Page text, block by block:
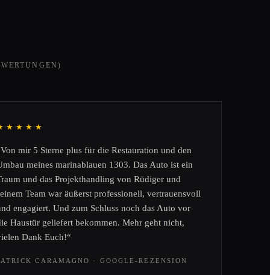
mir 5 Sterne plus für die Restauration und den
meines marinablauen 1303. Das Auto ist ein
und das Projekthandling von Rüdiger und
Team war äußerst professionell, vertrauensvoll
engagiert. Und zum Schluss noch das Auto vor
Haustür geliefert bekommen. Mehr geht nicht,
Dank Euch!“
CARAMAGNO · GOOGLE-REZENSION